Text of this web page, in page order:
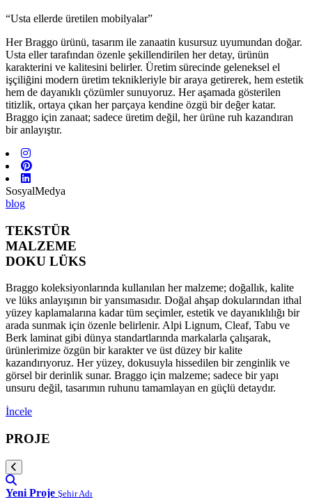
“Usta ellerde üretilen mobilyalar”
Her Braggo ürünü, tasarım ile zanaatin kusursuz uyumundan doğar.
Usta eller tarafından özenle şekillendirilen her detay, ürünün
karakterini ve kalitesini belirler. Üretim sürecinde geleneksel el
işçiliğini modern üretim teknikleriyle bir araya getirerek, hem estetik
hem de dayanıklı çözümler sunuyoruz. Her aşamada gösterilen
titizlik, ortaya çıkan her parçaya kendine özgü bir değer katar.
Braggo için zanaat; sadece üretim değil, her ürüne ruh kazandıran
bir anlayıştır.
SosyalMedya
blog
TEKSTÜR
MALZEME
DOKU LÜKS
Braggo koleksiyonlarında kullanılan her malzeme; doğallık, kalite
ve lüks anlayışının bir yansımasıdır. Doğal ahşap dokularından ithal
yüzey kaplamalarına kadar tüm seçimler, estetik ve dayanıklılığı bir
arada sunmak için özenle belirlenir. Alpi Lignum, Cleaf, Tabu ve
Berk laminat gibi dünya standartlarında markalarla çalışarak,
ürünlerimize özgün bir karakter ve üst düzey bir kalite
kazandırıyoruz. Her yüzey, dokusuyla hissedilen bir zenginlik ve
görsel bir derinlik sunar. Braggo için malzeme; sadece bir yapı
unsuru değil, tasarımın ruhunu tamamlayan en güçlü detaydır.
İncele
PROJE
Yeni Proje Şehir Adı